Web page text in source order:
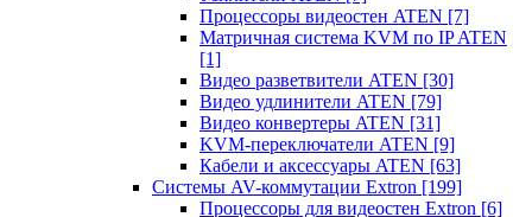
Процессоры видеостен ATEN [7]
Матричная система KVM по IP ATEN
[1]
Видео разветвители ATEN [30]
Видео удлинители ATEN [79]
Видео конвертеры ATEN [31]
KVM-переключатели ATEN [9]
Кабели и аксессуары ATEN [63]
Системы AV-коммутации Extron [199]
Процессоры для видеостен Extron [6]